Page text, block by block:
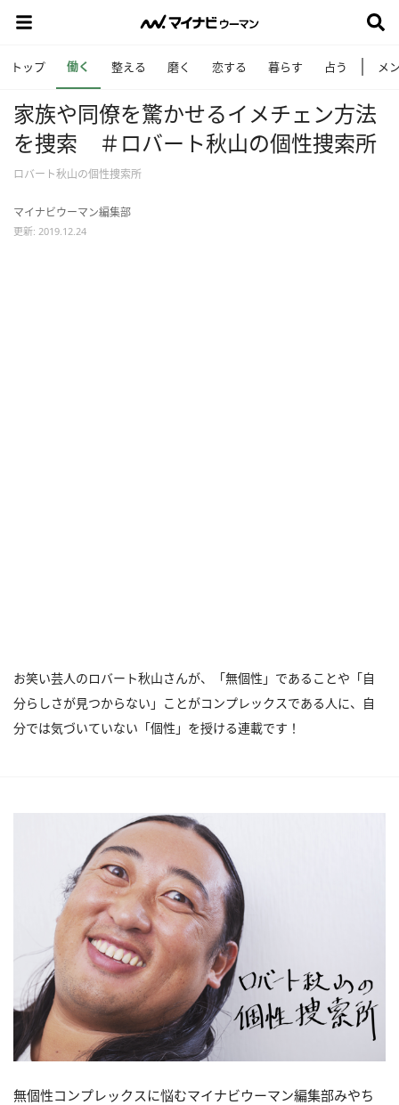
トップ 働く 整える 磨く 恋する 暮らす 占う メ
家族や同僚を驚かせるイメチェン方法
を捜索 ＃ロバート秋山の個性捜索所
ロバート秋山の個性捜索所
マイナビウーマン編集部
更新: 2019.12.24
お笑い芸人のロバート秋山さんが、「無個性」であることや「自
分らしさが見つからない」ことがコンプレックスである人に、自
分では気づいていない「個性」を授ける連載です！
無個性コンプレックスに悩むマイナビウーマン編集部みやち